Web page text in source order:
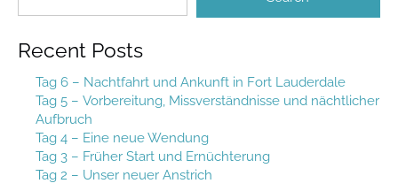
Recent Posts
Tag 6 – Nachtfahrt und Ankunft in Fort Lauderdale
Tag 5 – Vorbereitung, Missverständnisse und nächtlicher
Aufbruch
Tag 4 – Eine neue Wendung
Tag 3 – Früher Start und Ernüchterung
Tag 2 – Unser neuer Anstrich